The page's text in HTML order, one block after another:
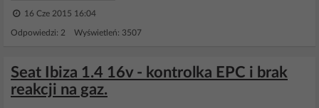
16 Cze 2015 16:04
Odpowiedzi: 2 Wyświetleń: 3507
Seat Ibiza 1.4 16v - kontrolka EPC i brak
reakcji na gaz.